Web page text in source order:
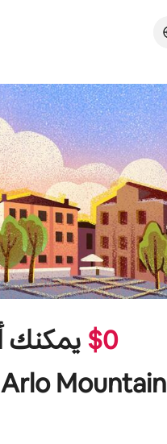
$0
Arlo Mountain